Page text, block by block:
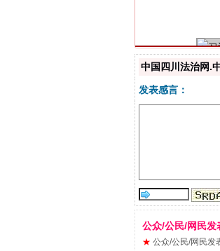
“
中国四川法治网.
发表感言：
公众/公民/网民发
★ 公众/公民/网民发